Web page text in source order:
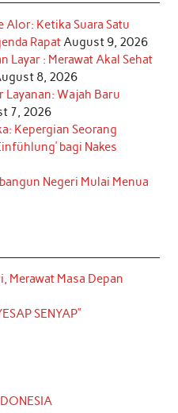
Alor: Ketika Suara Satu
RapatAugust 9, 2026
Layar : Merawat Akal Sehat
8, 2026
Layanan: Wajah Baru
7, 2026
Kepergian Seorang
bagi Nakes
Negeri Mulai Menua
Merawat Masa Depan
SENYAP”